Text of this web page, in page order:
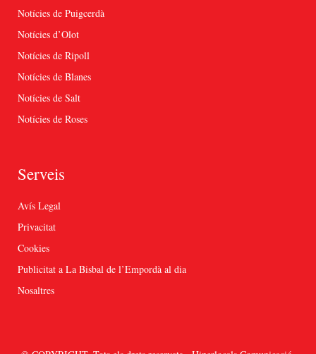
Notícies de Puigcerdà
Notícies d’Olot
Notícies de Ripoll
Notícies de Blanes
Notícies de Salt
Notícies de Roses
Serveis
Avís Legal
Privacitat
Cookies
Publicitat a La Bisbal de l’Empordà al dia
Nosaltres